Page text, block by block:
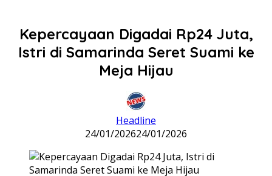
Kepercayaan Digadai Rp24 Juta,
Istri di Samarinda Seret Suami ke
Meja Hijau
Headline
24/01/202624/01/2026